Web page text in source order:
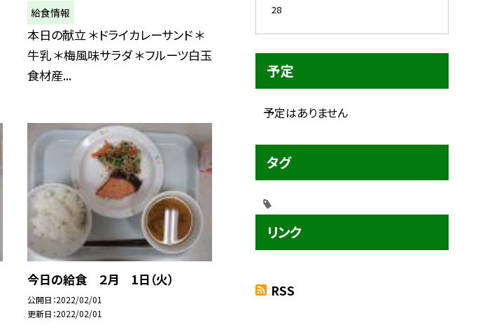
給食情報
本日の献立 ＊ドライカレーサンド ＊
牛乳 ＊梅風味サラダ ＊フルーツ白玉
食材産...
今日の給食 ２月 1日（火）
公開日 2022/02/01
更新日 2022/02/01
28
予定
予定はありません
タグ
リンク
RSS